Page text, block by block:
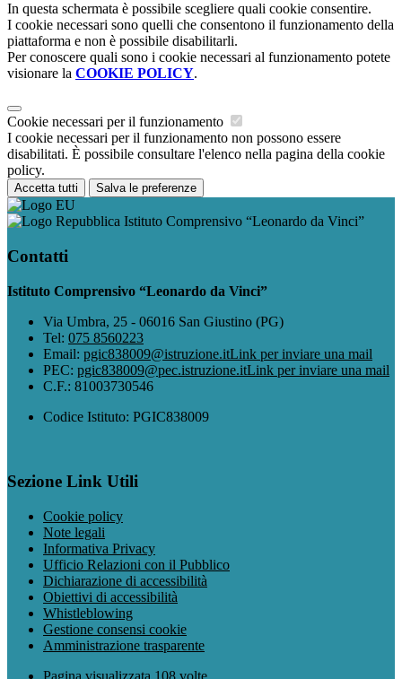
In questa schermata è possibile scegliere quali cookie consentire.
I cookie necessari sono quelli che consentono il funzionamento della
piattaforma e non è possibile disabilitarli.
Per conoscere quali sono i cookie necessari al funzionamento potete
visionare la COOKIE POLICY.
Cookie necessari per il funzionamento
I cookie necessari per il funzionamento non possono essere
disabilitati. È possibile consultare l'elenco nella pagina della cookie
policy.
Accetta tutti Salva le preferenze
Istituto Comprensivo “Leonardo da Vinci”
Contatti
Istituto Comprensivo “Leonardo da Vinci”
Via Umbra, 25 - 06016 San Giustino (PG)
Tel: 075 8560223
Email: pgic838009@istruzione.itLink per inviare una mail
PEC: pgic838009@pec.istruzione.itLink per inviare una mail
C.F.: 81003730546
Codice Istituto: PGIC838009
Sezione Link Utili
Cookie policy
Note legali
Informativa Privacy
Ufficio Relazioni con il Pubblico
Dichiarazione di accessibilità
Obiettivi di accessibilità
Whistleblowing
Gestione consensi cookie
Amministrazione trasparente
Pagina visualizzata 108 volte